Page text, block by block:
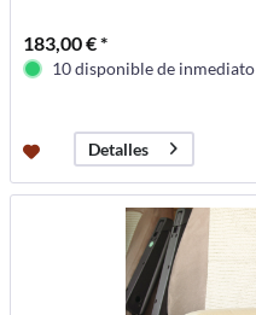
183,00 € *
10 disponible de inmediato
Detalles